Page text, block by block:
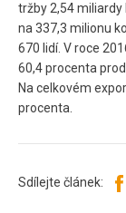
tržby 2,54 miliardy
na 337,3 milionu
670 lidí. V roce
60,4 procenta
Na celkovém
procenta.
Sdílejte článek: